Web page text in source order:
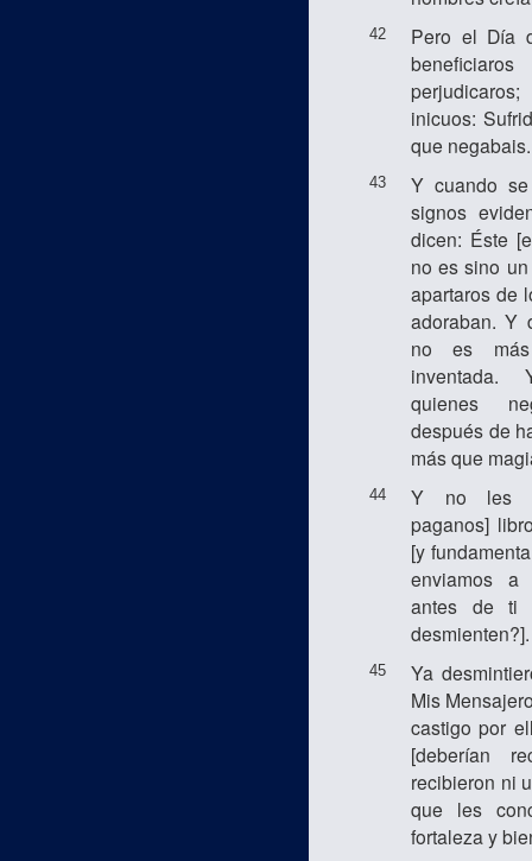
42
Pero el Día
inicuos:
que negabais.
43
Y cuando
signos
dicen: Éste
no es sino
apartaros de
adoraban. Y
no es
inventada.
quienes
después de
más que
44
Y no les
paganos]
[y
enviamos a
antes de ti
desmienten?].
45
Ya
Mis
castigo por
[deberían
recibieron ni
que les
fortaleza y